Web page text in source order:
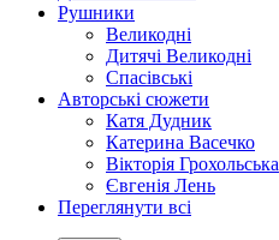
Рушники
Великодні
Дитячі Великодні
Спасівські
Авторські сюжети
Катя Дудник
Катерина Васечко
Вікторія Грохольська
Євгенія Лень
Переглянути всі